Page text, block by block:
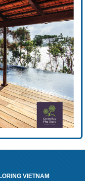
VIETNAM